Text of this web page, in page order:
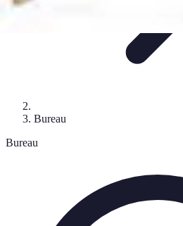
Bureau
Bureau